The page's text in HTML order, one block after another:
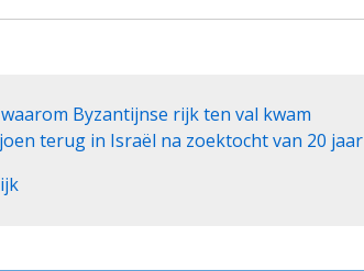
Byzantijnse rijk ten val kwam
terug in Israël na zoektocht van 20 jaar